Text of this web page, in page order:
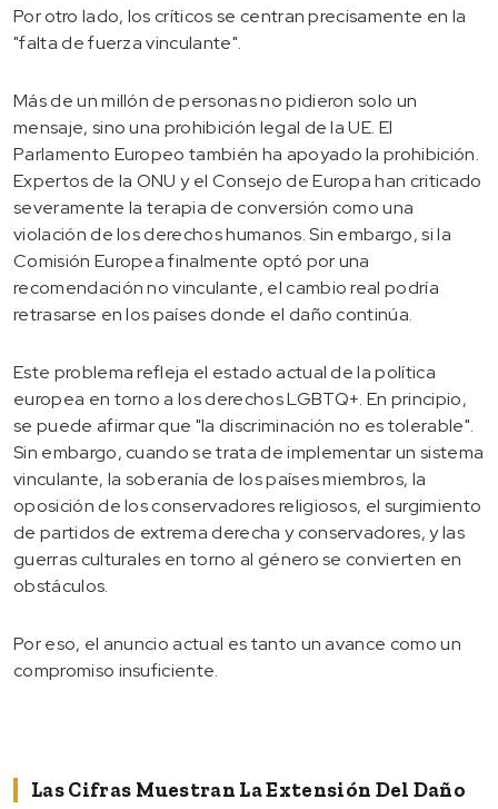
Por otro lado, los críticos se centran precisamente en la
"falta de fuerza vinculante".
Más de un millón de personas no pidieron solo un
mensaje, sino una prohibición legal de la UE. El
Parlamento Europeo también ha apoyado la prohibición.
Expertos de la ONU y el Consejo de Europa han criticado
severamente la terapia de conversión como una
violación de los derechos humanos. Sin embargo, si la
Comisión Europea finalmente optó por una
recomendación no vinculante, el cambio real podría
retrasarse en los países donde el daño continúa.
Este problema refleja el estado actual de la política
europea en torno a los derechos LGBTQ+. En principio,
se puede afirmar que "la discriminación no es tolerable".
Sin embargo, cuando se trata de implementar un sistema
vinculante, la soberanía de los países miembros, la
oposición de los conservadores religiosos, el surgimiento
de partidos de extrema derecha y conservadores, y las
guerras culturales en torno al género se convierten en
obstáculos.
Por eso, el anuncio actual es tanto un avance como un
compromiso insuficiente.
Las Cifras Muestran La Extensión Del Daño